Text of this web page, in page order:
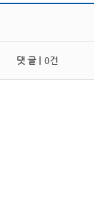
댓 글 | 0건